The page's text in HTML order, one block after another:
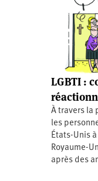
SNCF
LGBTI
Santé
Vidéos
LGBTI :
À travers la
les
États-Unis
Royaume-
après des